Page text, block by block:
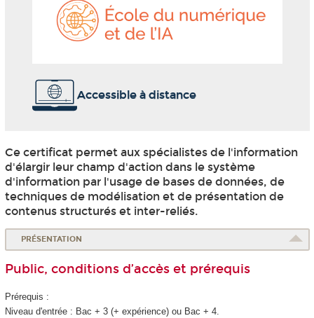
Accessible à distance
Ce certificat permet aux spécialistes de l'information
d'élargir leur champ d'action dans le système
d'information par l'usage de bases de données, de
techniques de modélisation et de présentation de
contenus structurés et inter-reliés.
PRÉSENTATION
Public, conditions d’accès et prérequis
Prérequis :
Niveau d'entrée : Bac + 3 (+ expérience) ou Bac + 4.